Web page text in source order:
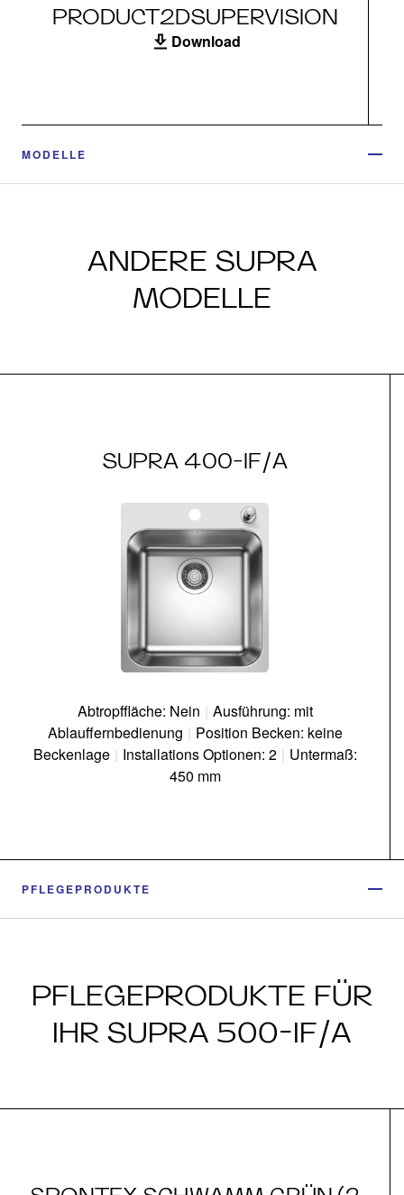
PRODUCT2DSUPERVISION
Download
MODELLE
ANDERE SUPRA
MODELLE
SUPRA 400-IF/A
Abtropffläche: Nein | Ausführung: mit
Ablauffernbedienung | Position Becken: keine
Beckenlage | Installations Optionen: 2 | Untermaß:
450 mm
PFLEGEPRODUKTE
PFLEGEPRODUKTE FÜR
IHR SUPRA 500-IF/A